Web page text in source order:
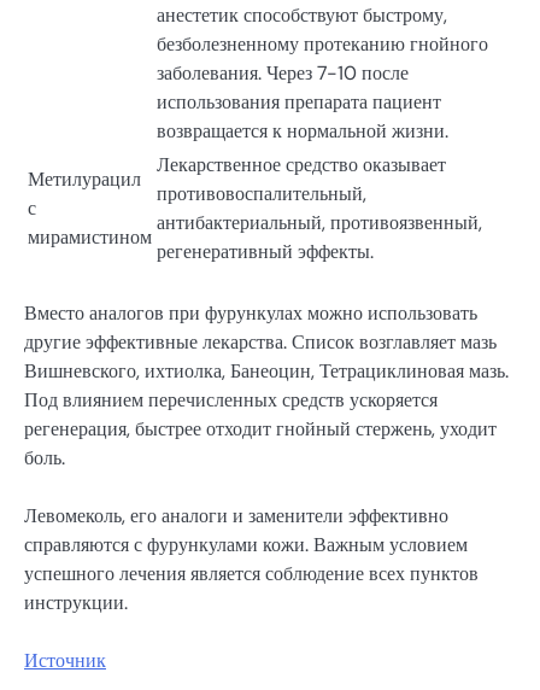
анестетик способствуют быстрому,
безболезненному протеканию гнойного
заболевания. Через 7-10 после
использования препарата пациент
возвращается к нормальной жизни.
Метилурацил
с
мирамистином
Лекарственное средство оказывает
противовоспалительный,
антибактериальный, противоязвенный,
регенеративный эффекты.
Вместо аналогов при фурункулах можно использовать
другие эффективные лекарства. Список возглавляет мазь
Вишневского, ихтиолка, Банеоцин, Тетрациклиновая мазь.
Под влиянием перечисленных средств ускоряется
регенерация, быстрее отходит гнойный стержень, уходит
боль.
Левомеколь, его аналоги и заменители эффективно
справляются с фурункулами кожи. Важным условием
успешного лечения является соблюдение всех пунктов
инструкции.
Источник